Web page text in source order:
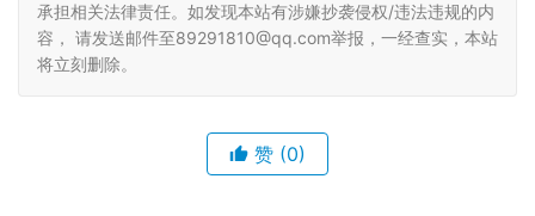
承担相关法律责任。如发现本站有涉嫌抄袭侵权/违法违规的内
容， 请发送邮件至89291810@qq.com举报，一经查实，本站
将立刻删除。
赞 (0)